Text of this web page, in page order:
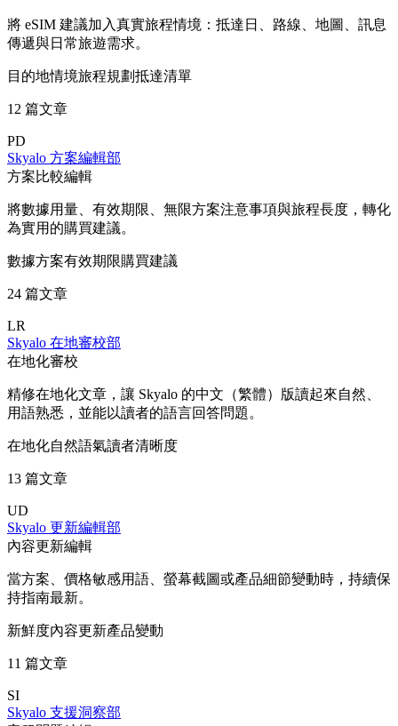
將 eSIM 建議加入真實旅程情境：抵達日、路線、地圖、訊息
傳遞與日常旅遊需求。
目的地情境旅程規劃抵達清單
12 篇文章
PD
Skyalo 方案編輯部
方案比較編輯
將數據用量、有效期限、無限方案注意事項與旅程長度，轉化
為實用的購買建議。
數據方案有效期限購買建議
24 篇文章
LR
Skyalo 在地審校部
在地化審校
精修在地化文章，讓 Skyalo 的中文（繁體）版讀起來自然、
用語熟悉，並能以讀者的語言回答問題。
在地化自然語氣讀者清晰度
13 篇文章
UD
Skyalo 更新編輯部
內容更新編輯
當方案、價格敏感用語、螢幕截圖或產品細節變動時，持續保
持指南最新。
新鮮度內容更新產品變動
11 篇文章
SI
Skyalo 支援洞察部